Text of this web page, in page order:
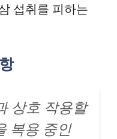
섭취를 피하는
상호 작용할
복용 중인